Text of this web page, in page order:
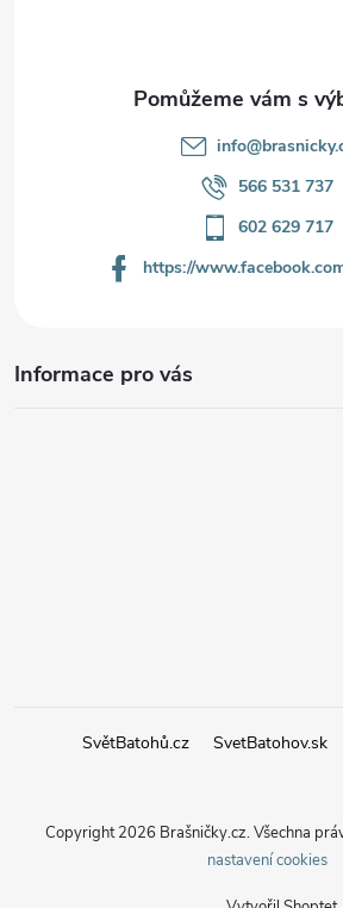
info@
566 531 737
602 629 717
https://
Informace pro vás
SvětBatohů.cz SvetBatohov.sk
Copyright 2026 Brašničky.cz. Všechna
nastavení cookies